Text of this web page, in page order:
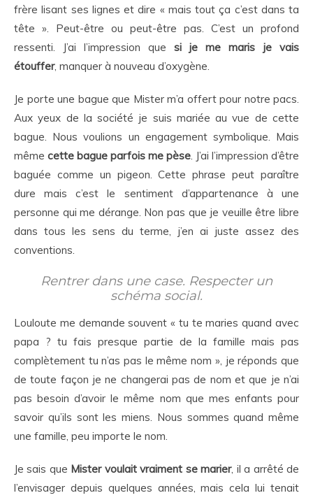
frère lisant ses lignes et dire « mais tout ça c’est dans ta
tête ». Peut-être ou peut-être pas. C’est un profond
ressenti. J’ai l’impression que si je me maris je vais
étouffer, manquer à nouveau d’oxygène.
Je porte une bague que Mister m’a offert pour notre pacs.
Aux yeux de la société je suis mariée au vue de cette
bague. Nous voulions un engagement symbolique. Mais
même cette bague parfois me pèse. J’ai l’impression d’être
baguée comme un pigeon. Cette phrase peut paraître
dure mais c’est le sentiment d’appartenance à une
personne qui me dérange. Non pas que je veuille être libre
dans tous les sens du terme, j’en ai juste assez des
conventions.
Rentrer dans une case. Respecter un
schéma social.
Louloute me demande souvent « tu te maries quand avec
papa ? tu fais presque partie de la famille mais pas
complètement tu n’as pas le même nom », je réponds que
de toute façon je ne changerai pas de nom et que je n’ai
pas besoin d’avoir le même nom que mes enfants pour
savoir qu’ils sont les miens. Nous sommes quand même
une famille, peu importe le nom.
Je sais que Mister voulait vraiment se marier, il a arrêté de
l’envisager depuis quelques années, mais cela lui tenait